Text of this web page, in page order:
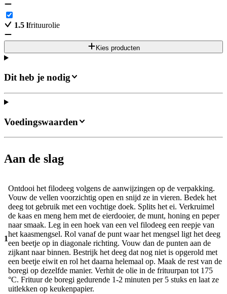
1.5 lfrituurolie
Kies producten
Dit heb je nodig
Aan de slag
1
Ontdooi het filodeeg volgens de aanwijzingen op de verpakking.
Vouw de vellen voorzichtig open en snijd ze in vieren. Bedek het
deeg tot gebruik met een vochtige doek. Splits het ei. Verkruimel
de kaas en meng hem met de eierdooier, de munt, honing en peper
naar smaak. Leg in een hoek van een vel filodeeg een reepje van
het kaasmengsel. Rol vanaf de punt waar het mengsel ligt het deeg
een beetje op in diagonale richting. Vouw dan de punten aan de
zijkant naar binnen. Bestrijk het deeg dat nog niet is opgerold met
een beetje eiwit en rol het daarna helemaal op. Maak de rest van de
boregi op dezelfde manier. Verhit de olie in de frituurpan tot 175
°C. Frituur de boregi gedurende 1-2 minuten per 5 stuks en laat ze
uitlekken op keukenpapier.
Voedingswaarden